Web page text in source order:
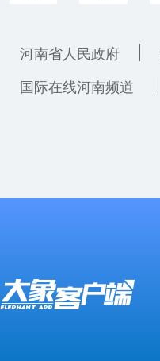
河南省人民政府
国际在线河南频道